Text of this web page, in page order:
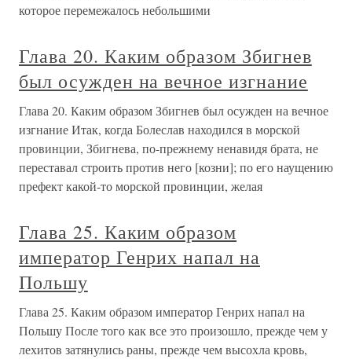
которое перемежалось небольшими
Глава 20. Каким образом Збигнев
был осужден на вечное изгнание
Глава 20. Каким образом Збигнев был осужден на вечное
изгнание Итак, когда Болеслав находился в морской
провинции, Збигнева, по-прежнему ненавидя брата, не
переставал строить против него [козни]; по его наущению
префект какой-то морской провинции, желая
Глава 25. Каким образом
император Генрих напал на
Польшу
Глава 25. Каким образом император Генрих напал на
Польшу После того как все это произошло, прежде чем у
лехитов затянулись раны, прежде чем высохла кровь,